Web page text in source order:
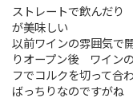
ストレートで飲んだ
が美味しい
以前ワインの雰囲気で
りオープン後 ワイン
フでコルクを切って
ばっちりなのですがね